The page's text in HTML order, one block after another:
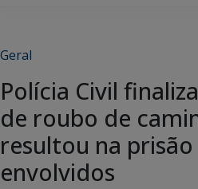
Geral
Polícia Civil
de roubo de
resultou na
envolvidos